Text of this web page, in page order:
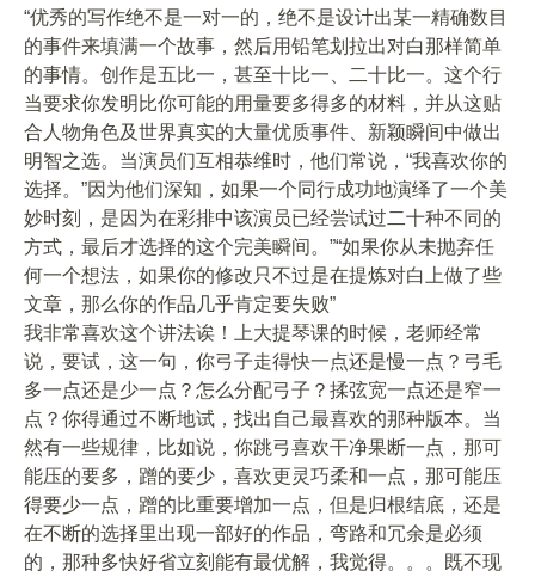
“优秀的写作绝不是一对一的，绝不是设计出某一精确数目
的事件来填满一个故事，然后用铅笔划拉出对白那样简单
的事情。创作是五比一，甚至十比一、二十比一。这个行
当要求你发明比你可能的用量要多得多的材料，并从这贴
合人物角色及世界真实的大量优质事件、新颖瞬间中做出
明智之选。当演员们互相恭维时，他们常说，“我喜欢你的
选择。”因为他们深知，如果一个同行成功地演绎了一个美
妙时刻，是因为在彩排中该演员已经尝试过二十种不同的
方式，最后才选择的这个完美瞬间。”“如果你从未抛弃任
何一个想法，如果你的修改只不过是在提炼对白上做了些
文章，那么你的作品几乎肯定要失败”
我非常喜欢这个讲法诶！上大提琴课的时候，老师经常
说，要试，这一句，你弓子走得快一点还是慢一点？弓毛
多一点还是少一点？怎么分配弓子？揉弦宽一点还是窄一
点？你得通过不断地试，找出自己最喜欢的那种版本。当
然有一些规律，比如说，你跳弓喜欢干净果断一点，那可
能压的要多，蹭的要少，喜欢更灵巧柔和一点，那可能压
得要少一点，蹭的比重要增加一点，但是归根结底，还是
在不断的选择里出现一部好的作品，弯路和冗余是必须
的，那种多快好省立刻能有最优解，我觉得。。。既不现